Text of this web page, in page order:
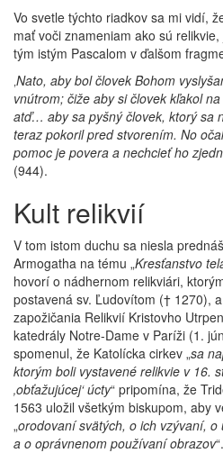
Vo svetle týchto riadkov sa mi vidí,
mať voči znameniam ako sú
tým istým Pascalom v ďalšom
‚Nato, aby bol človek Bohom
vnútrom; čiže aby si človek kľakol
atď… aby sa pyšný človek, ktorý sa
teraz pokoril pred stvorením. No
pomoc je povera a nechcieť ho
(944).
Kult relikvií
V tom istom duchu sa niesla
Armogatha na tému „Kresťanstvo
hovorí o nádhernom relikviári,
postavená sv. Ľudovítom († 1270),
zapožičania Relikvií Kristovho
katedrály Notre-Dame v Paríži (1.
spomenul, že Katolícka cirkev „sa
ktorým boli vystavené relikvie v 16.
‚obťažujúcej‘ úcty“ pripomína, že
1563 uložil všetkým biskupom, aby
„orodovaní svätých, o ich vzývaní, o
a o oprávnenom používaní obrazov“.